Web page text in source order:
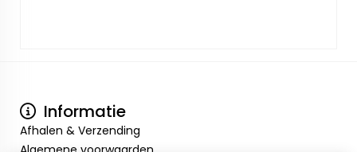
Informatie
Afhalen & Verzending